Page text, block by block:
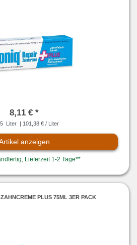
8,11 € *
Liter | 101,38 € / Liter
anzeigen
Lieferzeit 1-2 Tage**
PLUS 75ML 3ER PACK